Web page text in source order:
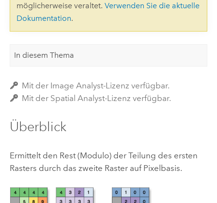
möglicherweise veraltet. Verwenden Sie die aktuelle
Dokumentation.
In diesem Thema
Mit der Image Analyst-Lizenz verfügbar.
Mit der Spatial Analyst-Lizenz verfügbar.
Überblick
Ermittelt den Rest (Modulo) der Teilung des ersten
Rasters durch das zweite Raster auf Pixelbasis.